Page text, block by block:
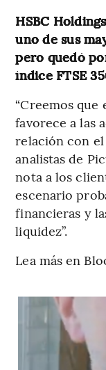
HSBC
uno de sus
pero quedó
índice FTSE
“Creemos
favorece a las
relación con
analistas de
nota a los
escenario
financieras y
liquidez”.
Lea más en